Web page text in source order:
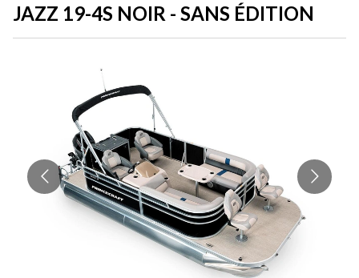
JAZZ 19-4S NOIR - SANS ÉDITION